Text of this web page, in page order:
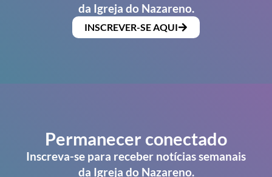
da Igreja do Nazareno.
INSCREVER-SE AQUI
Permanecer conectado
Inscreva-se para receber notícias semanais
da Igreja do Nazareno.